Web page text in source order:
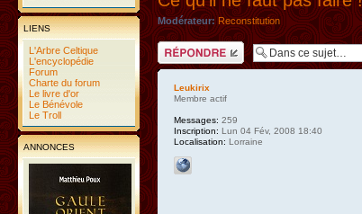
LIENS
L'Arbre Celtique
L'encyclopédie
Forum
Charte du forum
Le livre d'or
Le Bénévole
Le Troll
ANNONCES
Modérateur: Reconstitution
Répondre
Leukirix
Membre actif
Messages: 259
Inscription: Lun 04 Fév, 2008 18:40
Localisation: Lorraine